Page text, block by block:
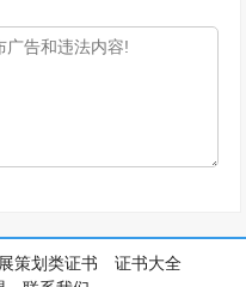
策划类证书
证书大全